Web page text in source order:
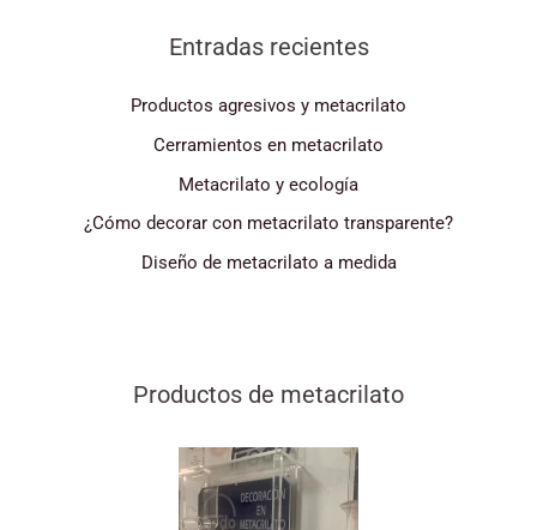
Entradas recientes
Productos agresivos y metacrilato
Cerramientos en metacrilato
Metacrilato y ecología
¿Cómo decorar con metacrilato transparente?
Diseño de metacrilato a medida
Productos de metacrilato